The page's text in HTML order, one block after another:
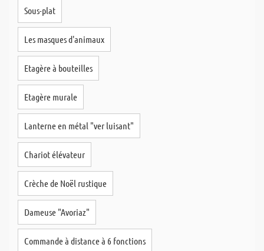
Sous-plat
Les masques d'animaux
Etagère à bouteilles
Etagère murale
Lanterne en métal "ver luisant"
Chariot élévateur
Crèche de Noël rustique
Dameuse "Avoriaz"
Commande à distance à 6 fonctions